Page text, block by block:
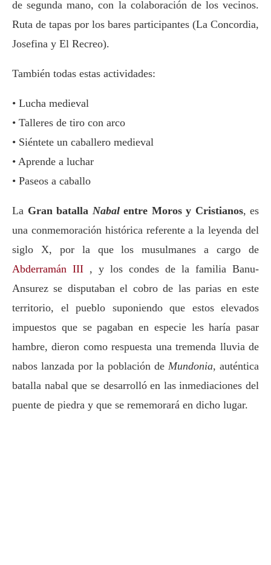
de segunda mano, con la colaboración de los vecinos.
Ruta de tapas por los bares participantes (La Concordia,
Josefina y El Recreo).
También todas estas actividades:
• Lucha medieval
• Talleres de tiro con arco
• Siéntete un caballero medieval
• Aprende a luchar
• Paseos a caballo
La Gran batalla Nabalentre Moros y Cristianos, es
una conmemoración histórica referente a la leyenda del
siglo X, por la que los musulmanes a cargo de
Abderramán III , y los condes de la familia Banu-
Ansurez se disputaban el cobro de las parias en este
territorio, el pueblo suponiendo que estos elevados
impuestos que se pagaban en especie les haría pasar
hambre, dieron como respuesta una tremenda lluvia de
nabos lanzada por la población de Mundonia, auténtica
batalla nabal que se desarrolló en las inmediaciones del
puente de piedra y que se rememorará en dicho lugar.